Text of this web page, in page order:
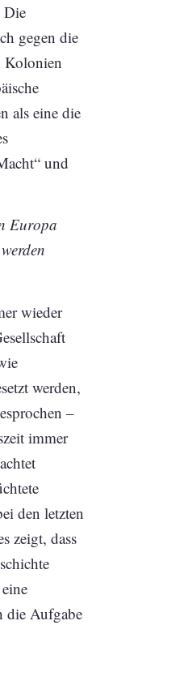
Die
gegen die
Kolonien
als eine die
und
Europa
wieder
werden,
–
immer
den letzten
zeigt, dass
die Aufgabe